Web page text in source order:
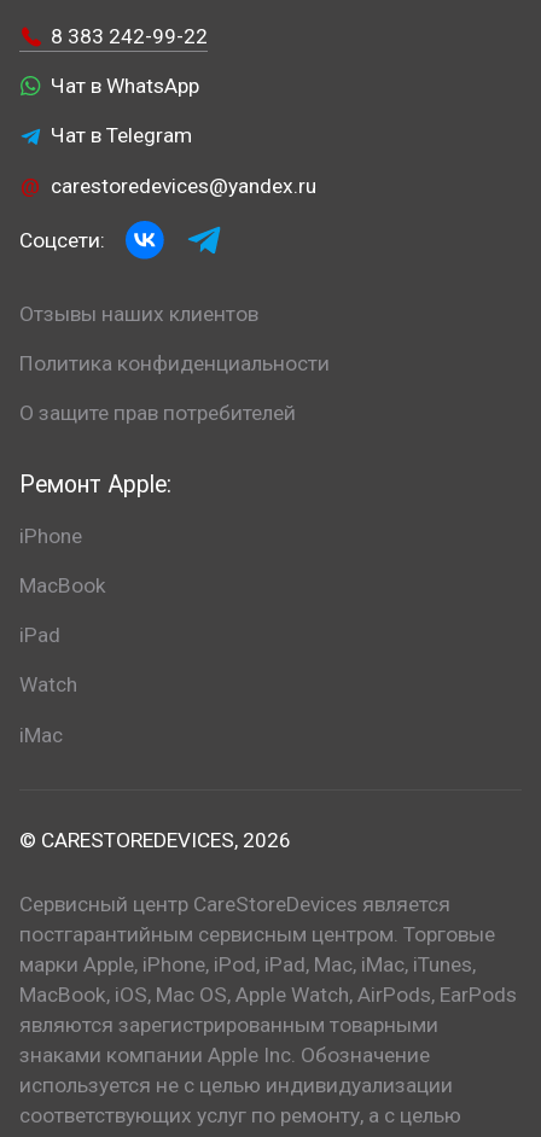
Ремонт Apple:
iPhone
MacBook
iPad
Watch
iMac
8 383 242-99-22
Чат в WhatsApp
Чат в Telegram
carestoredevices@yandex.ru
Соцсети:
Отзывы наших клиентов
Политика конфиденциальности
О защите прав потребителей
© CARESTOREDEVICES, 2026
Сервисный центр CareStoreDevices является
постгарантийным сервисным центром. Торговые
марки Apple, iPhone, iPod, iPad, Mac, iMac, iTunes,
MacBook, iOS, Mac OS, Apple Watch, AirPods, EarPods
являются зарегистрированным товарными
знаками компании Apple Inc. Обозначение
используется не с целью индивидуализации
соответствующих услуг по ремонту, а с целью